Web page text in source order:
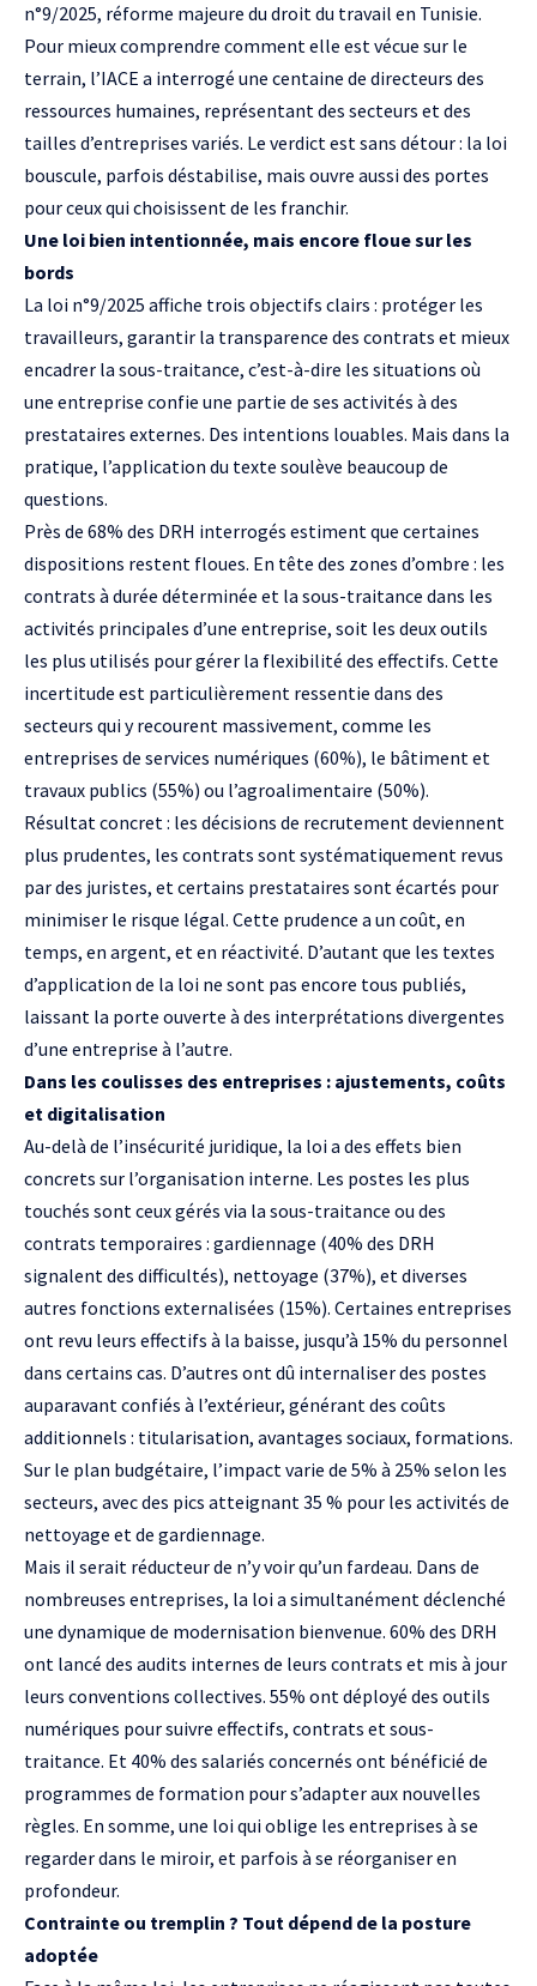
n°9/2025, réforme majeure du droit du travail en Tunisie.
Pour mieux comprendre comment elle est vécue sur le
terrain, l’IACE a interrogé une centaine de directeurs des
ressources humaines, représentant des secteurs et des
tailles d’entreprises variés. Le verdict est sans détour : la loi
bouscule, parfois déstabilise, mais ouvre aussi des portes
pour ceux qui choisissent de les franchir.
Une loi bien intentionnée, mais encore floue sur les
bords
La loi n°9/2025 affiche trois objectifs clairs : protéger les
travailleurs, garantir la transparence des contrats et mieux
encadrer la sous-traitance, c’est-à-dire les situations où
une entreprise confie une partie de ses activités à des
prestataires externes. Des intentions louables. Mais dans la
pratique, l’application du texte soulève beaucoup de
questions.
Près de 68% des DRH interrogés estiment que certaines
dispositions restent floues. En tête des zones d’ombre : les
contrats à durée déterminée et la sous-traitance dans les
activités principales d’une entreprise, soit les deux outils
les plus utilisés pour gérer la flexibilité des effectifs. Cette
incertitude est particulièrement ressentie dans des
secteurs qui y recourent massivement, comme les
entreprises de services numériques (60%), le bâtiment et
travaux publics (55%) ou l’agroalimentaire (50%).
Résultat concret : les décisions de recrutement deviennent
plus prudentes, les contrats sont systématiquement revus
par des juristes, et certains prestataires sont écartés pour
minimiser le risque légal. Cette prudence a un coût, en
temps, en argent, et en réactivité. D’autant que les textes
d’application de la loi ne sont pas encore tous publiés,
laissant la porte ouverte à des interprétations divergentes
d’une entreprise à l’autre.
Dans les coulisses des entreprises : ajustements, coûts
et digitalisation
Au-delà de l’insécurité juridique, la loi a des effets bien
concrets sur l’organisation interne. Les postes les plus
touchés sont ceux gérés via la sous-traitance ou des
contrats temporaires : gardiennage (40% des DRH
signalent des difficultés), nettoyage (37%), et diverses
autres fonctions externalisées (15%). Certaines entreprises
ont revu leurs effectifs à la baisse, jusqu’à 15% du personnel
dans certains cas. D’autres ont dû internaliser des postes
auparavant confiés à l’extérieur, générant des coûts
additionnels : titularisation, avantages sociaux, formations.
Sur le plan budgétaire, l’impact varie de 5% à 25% selon les
secteurs, avec des pics atteignant 35 % pour les activités de
nettoyage et de gardiennage.
Mais il serait réducteur de n’y voir qu’un fardeau. Dans de
nombreuses entreprises, la loi a simultanément déclenché
une dynamique de modernisation bienvenue. 60% des DRH
ont lancé des audits internes de leurs contrats et mis à jour
leurs conventions collectives. 55% ont déployé des outils
numériques pour suivre effectifs, contrats et sous-
traitance. Et 40% des salariés concernés ont bénéficié de
programmes de formation pour s’adapter aux nouvelles
règles. En somme, une loi qui oblige les entreprises à se
regarder dans le miroir, et parfois à se réorganiser en
profondeur.
Contrainte ou tremplin ? Tout dépend de la posture
adoptée